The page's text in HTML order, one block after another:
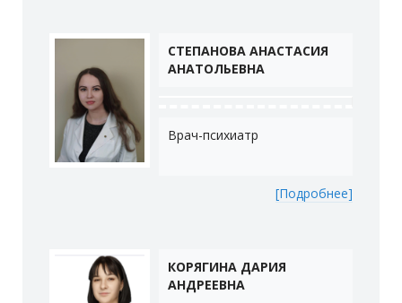
СТЕПАНОВА АНАСТАСИЯ
АНАТОЛЬЕВНА
Врач-психиатр
[Подробнее]
КОРЯГИНА ДАРИЯ
АНДРЕЕВНА